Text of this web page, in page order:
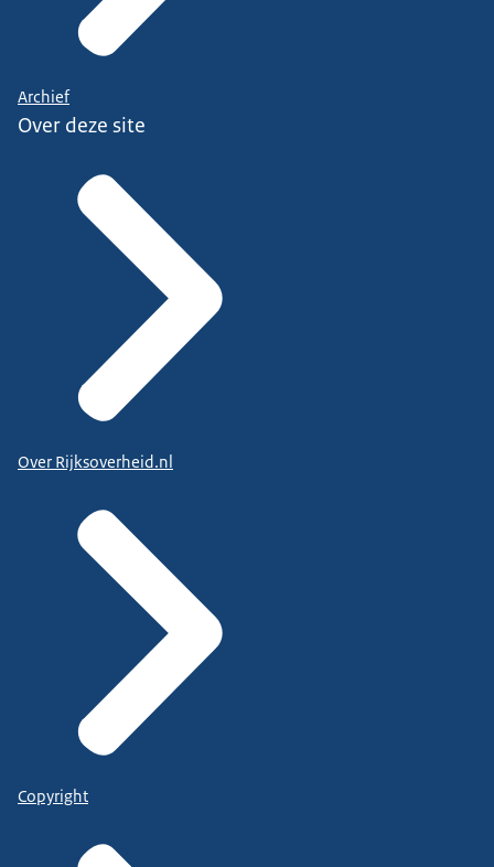
Archief
Over deze site
Over Rijksoverheid.nl
Copyright